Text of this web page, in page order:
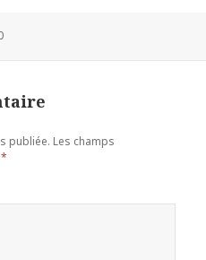
publiée. Les champs
*